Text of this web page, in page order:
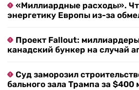
«Миллиардные расходы».
энергетику Европы из-за
Проект Fallout:
канадский бункер на случай
Суд заморозил
бального зала Трампа за $400